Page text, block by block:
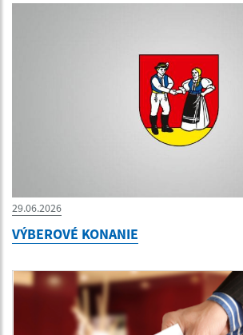
29.06.2026
VÝBEROVÉ KONANIE